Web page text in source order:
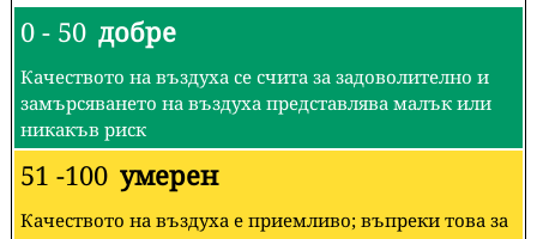
0 - 50 добре
Качеството на въздуха се счита за задоволително и
замърсяването на въздуха представлява малък или
никакъв риск
51 -100 умерен
Качеството на въздуха е приемливо; въпреки това за